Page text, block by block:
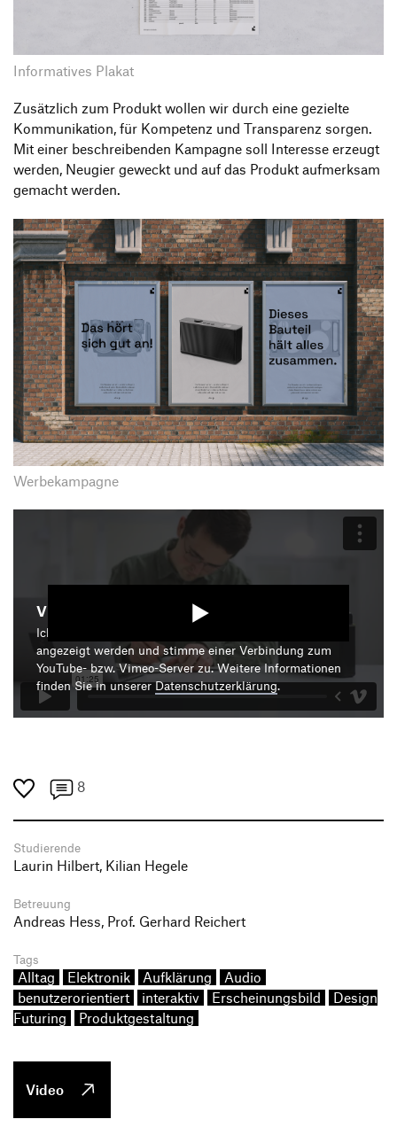
Informatives Plakat
Zusätzlich zum Produkt wollen wir durch eine gezielte
Kommunikation, für Kompetenz und Transparenz sorgen.
Mit einer beschreibenden Kampagne soll Interesse erzeugt
werden, Neugier geweckt und auf das Produkt aufmerksam
gemacht werden.
Werbekampagne
Video starten
Ich bin damit einverstanden, dass mir die Medieninhalte
angezeigt werden und stimme einer Verbindung zum
YouTube- bzw. Vimeo-Server zu. Weitere Informationen
finden Sie in unsererDatenschutzerklärung.
8
Studierende
Laurin Hilbert, Kilian Hegele
Betreuung
Andreas Hess, Prof. Gerhard Reichert
Tags
Alltag Elektronik Aufklärung
Audio
benutzerorientiert
interaktiv Erscheinungsbild
Design
Futuring
Produktgestaltung
Video